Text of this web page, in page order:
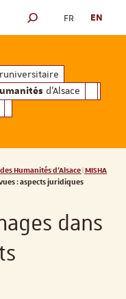
des
d'Alsace
SEARCH ENGINE
FR EN
Humanités d'Alsace | MISHA
: aspects juridiques
dans